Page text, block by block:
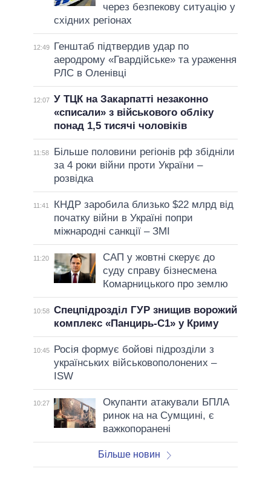
через безпекову ситуацію у
східних регіонах
12:49
Генштаб підтвердив удар по
аеродрому «Гвардійське» та ураження
РЛС в Оленівці
12:07 У ТЦК на Закарпатті незаконно
«списали» з військового обліку
понад 1,5 тисячі чоловіків
11:58
Більше половини регіонів рф збідніли
за 4 роки війни проти України –
розвідка
11:41
КНДР заробила близько $22 млрд від
початку війни в Україні попри
міжнародні санкції – ЗМІ
11:20
САП у жовтні скерує до
суду справу бізнесмена
Комарницького про землю
10:58 Спецпідрозділ ГУР знищив ворожий
комплекс «Панцирь-С1» у Криму
10:45
Росія формує бойові підрозділи з
українських військовополонених –
ISW
10:27
Окупанти атакували БПЛА
ринок на на Сумщині, є
важкопоранені
Більше новин